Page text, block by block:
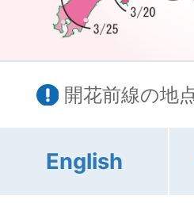
開花前線の地
English